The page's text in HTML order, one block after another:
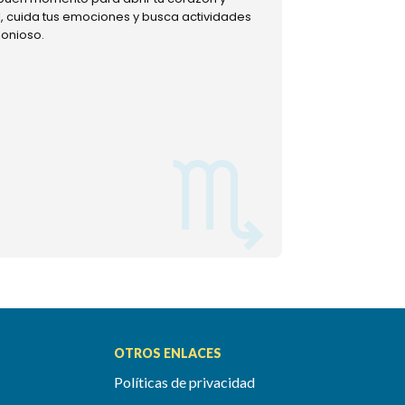
cuida tus emociones y busca actividades
OTROS ENLACES
Políticas de privacidad